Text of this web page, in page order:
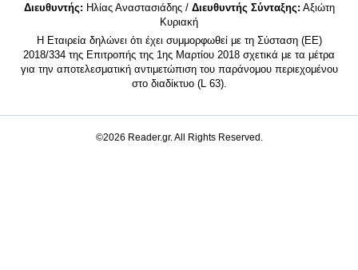
Διευθυντής: Ηλίας Αναστασιάδης / Διευθυντής Σύνταξης: Αξιώτη
Κυριακή
Η Εταιρεία δηλώνει ότι έχει συμμορφωθεί με τη Σύσταση (ΕΕ)
2018/334 της Επιτροπής της 1ης Μαρτίου 2018 σχετικά με τα μέτρα
για την αποτελεσματική αντιμετώπιση του παράνομου περιεχομένου
στο διαδίκτυο (L 63).
©2026 Reader.gr. All Rights Reserved.